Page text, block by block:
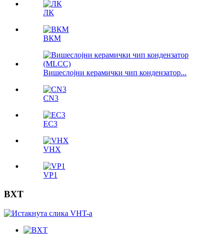
ЛК
ВКМ
Вишеслојни керамички чип кондензатор...
CN3
ЕС3
VHX
VP1
ВХТ